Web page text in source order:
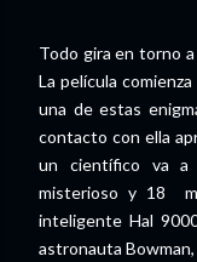
Todo gira en torno
La película
una de estas
contacto con ella
un científico va a
misterioso y 18
inteligente Hal
astronauta